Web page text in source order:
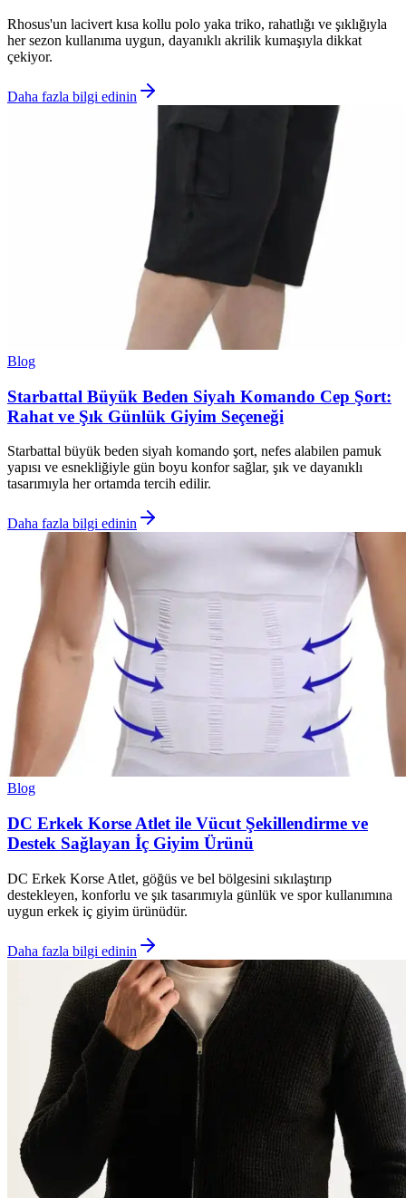
Rhosus'un lacivert kısa kollu polo yaka triko, rahatlığı ve şıklığıyla
her sezon kullanıma uygun, dayanıklı akrilik kumaşıyla dikkat
çekiyor.
Daha fazla bilgi edinin
Blog
Starbattal Büyük Beden Siyah Komando Cep Şort:
Rahat ve Şık Günlük Giyim Seçeneği
Starbattal büyük beden siyah komando şort, nefes alabilen pamuk
yapısı ve esnekliğiyle gün boyu konfor sağlar, şık ve dayanıklı
tasarımıyla her ortamda tercih edilir.
Daha fazla bilgi edinin
Blog
DC Erkek Korse Atlet ile Vücut Şekillendirme ve
Destek Sağlayan İç Giyim Ürünü
DC Erkek Korse Atlet, göğüs ve bel bölgesini sıkılaştırıp
destekleyen, konforlu ve şık tasarımıyla günlük ve spor kullanımına
uygun erkek iç giyim ürünüdür.
Daha fazla bilgi edinin